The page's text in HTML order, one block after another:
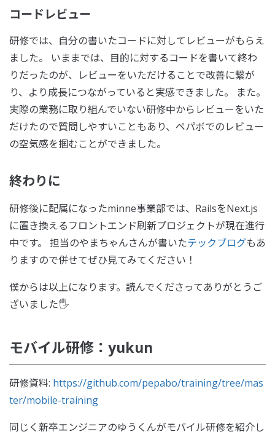
コードレビュー
研修では、自分の書いたコードに対してレビューがもらえ
ました。 いままでは、目的に対するコードを書いて終わ
りだったのが、レビューをいただけることで改善に繋が
り、より成長につながっていると実感できました。 また。
実際の業務に取り組んでいない研修中からレビューをいた
だけたので質問しやすいこともあり、ペパボでのレビュー
の空気感を掴むことができました。
終わりに
研修後に配属になったminne事業部では、RailsをNext.js
に置き換えるフロントエンド刷新プロジェクトが現在進行
中です。 担当のやまちゃんさんが書いたテックブログもあ
りますので併せてぜひ見てみてください！
僕からは以上になります。読んでくださってありがとうご
ざいました🖐
モバイル研修：yukun
研修資料: https://github.com/pepabo/training/tree/mas
ter/mobile-training
同じく新卒エンジニアのゆうくんがモバイル研修を紹介し